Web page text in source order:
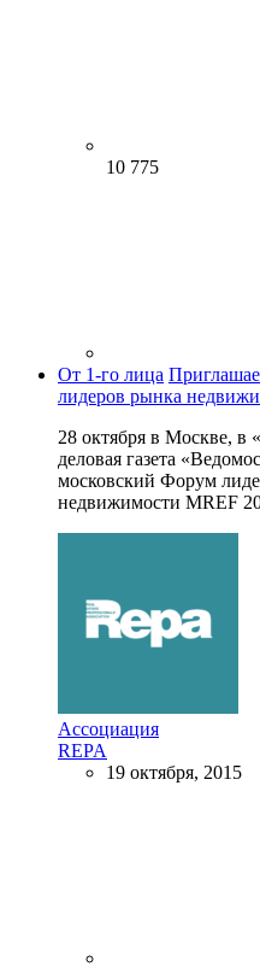
10 775
От 1-го лица
лидеров рынка
28 октября в Москве, в
деловая газета
московский Форум
недвижимости MREF
Ассоциация
REPA
19 октября, 2015